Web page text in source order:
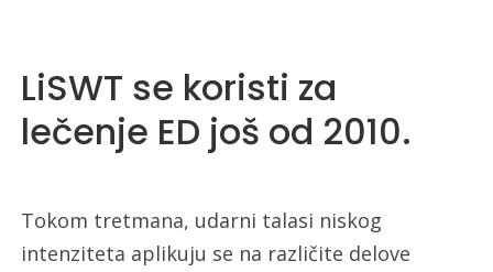
LiSWT se koristi za
lečenje ED još od 2010.
Tokom tretmana, udarni talasi niskog
intenziteta aplikuju se na različite delove